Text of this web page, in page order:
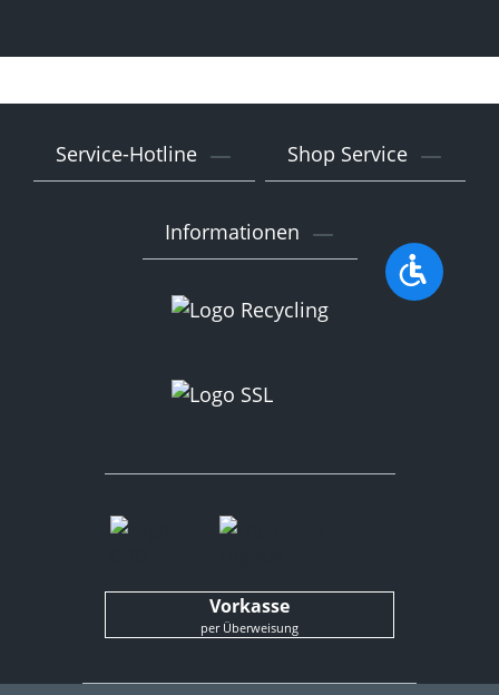
Service-Hotline Shop Service
Informationen
Vorkasse
per Überweisung